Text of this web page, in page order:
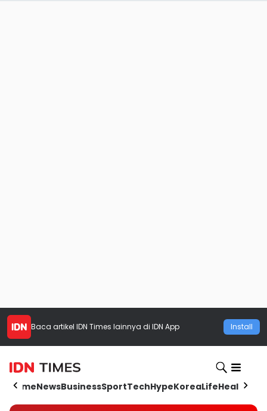
Baca artikel IDN Times lainnya di IDN App Install
HomeNewsBusinessSportTechHypeKoreaLifeHealth